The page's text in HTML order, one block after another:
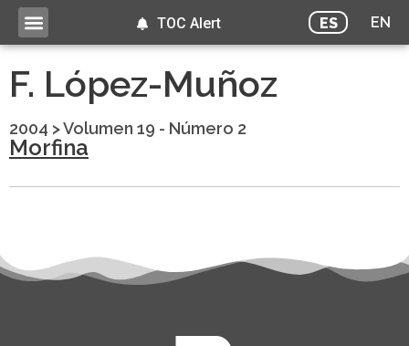
ES EN
TOC Alert
F. López-Muñoz
2004 >Volumen 19 - Número 2
Morfina